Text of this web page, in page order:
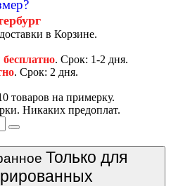
в Корзине.
бесплатно. Срок: 1-2 дня.
. Срок: 2 дня.
товаров на примерку.
Никаких предоплат.
Только для